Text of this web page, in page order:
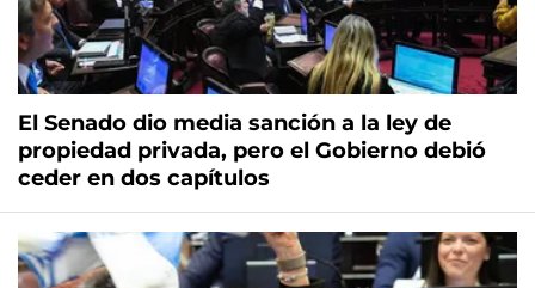
El Senado dio media sanción a la ley de
propiedad privada, pero el Gobierno debió
ceder en dos capítulos